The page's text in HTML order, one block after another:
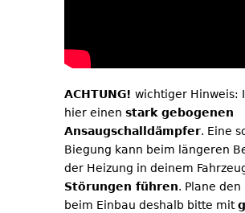
ACHTUNG! wichtiger Hinweis:
hier einen stark gebogenen
Ansaugschalldämpfer. Eine
Biegung kann beim längeren
der Heizung in deinem
Störungen führen. Plane den
beim Einbau deshalb bitte mit